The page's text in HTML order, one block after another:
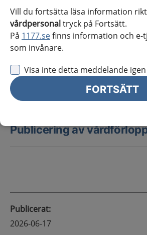
Vill du fortsätta läsa information
vårdpersonaltryck på Fortsätt.
På 1177.sefinns information och e-
som invånare.
Visa inte detta meddelande
FORTSÄTT
publicering.
Granskningsrunda 2
Publicering av kliniska
kunskapsstöd
Publicering av
Publicerat:
2026-06-17